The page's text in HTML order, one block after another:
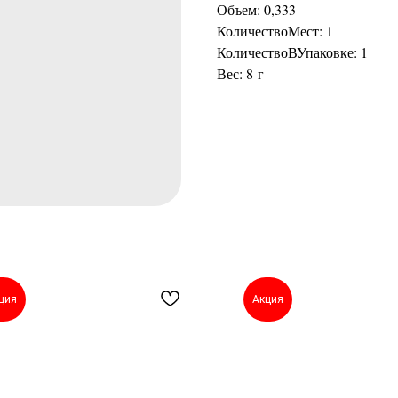
Объем: 0,333
КоличествоМест: 1
КоличествоВУпаковке: 1
Вес: 8 г
Акция